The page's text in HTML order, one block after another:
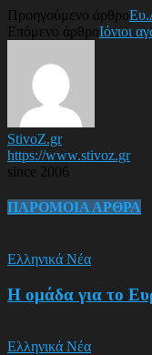
Προηγούμενο άρθρο
Επόμενο άρθροΙόνιοι
StivoZ.gr
https://www.stivoz.gr
since 2006
ΠΑΡΟΜΟΙΑ ΑΡΘΡΑ
Ελληνικά Νέα
Η ομάδα για το
Ελληνικά Νέα